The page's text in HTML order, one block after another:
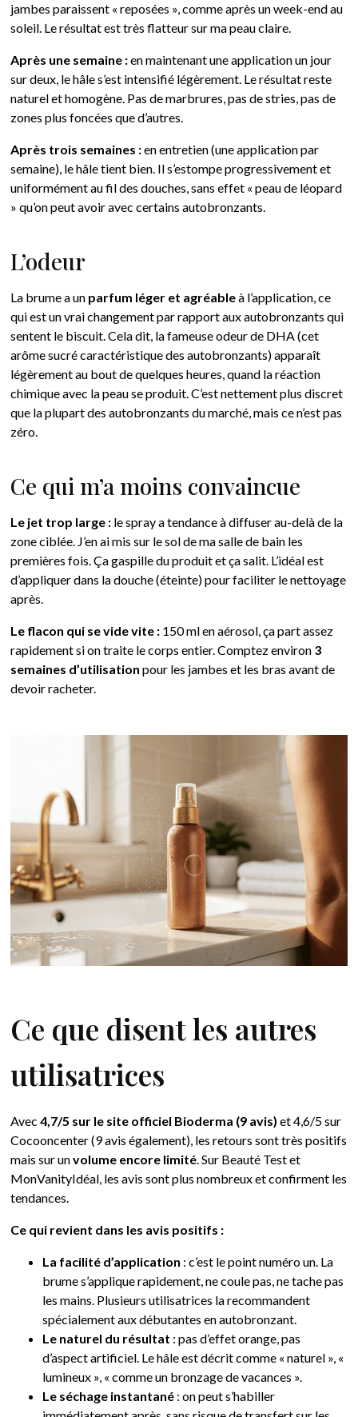
jambes paraissent « reposées », comme après un week-end au
soleil. Le résultat est très flatteur sur ma peau claire.
Après une semaine :en maintenant une application un jour
sur deux, le hâle s’est intensifié légèrement. Le résultat reste
naturel et homogène. Pas de marbrures, pas de stries, pas de
zones plus foncées que d’autres.
Après trois semaines :en entretien (une application par
semaine), le hâle tient bien. Il s’estompe progressivement et
uniformément au fil des douches, sans effet « peau de léopard
» qu’on peut avoir avec certains autobronzants.
L’odeur
La brume a un parfum léger et agréableà l’application, ce
qui est un vrai changement par rapport aux autobronzants qui
sentent le biscuit. Cela dit, la fameuse odeur de DHA (cet
arôme sucré caractéristique des autobronzants) apparaît
légèrement au bout de quelques heures, quand la réaction
chimique avec la peau se produit. C’est nettement plus discret
que la plupart des autobronzants du marché, mais ce n’est pas
zéro.
Ce qui m’a moins convaincue
Le jet trop large : le spray a tendance à diffuser au-delà de la
zone ciblée. J’en ai mis sur le sol de ma salle de bain les
premières fois. Ça gaspille du produit et ça salit. L’idéal est
d’appliquer dans la douche (éteinte) pour faciliter le nettoyage
après.
Le flacon qui se vide vite : 150 ml en aérosol, ça part assez
rapidement si on traite le corps entier. Comptez environ 3
semaines d’utilisation pour les jambes et les bras avant de
devoir racheter.
Ce que disent les autres
utilisatrices
Avec 4,7/5 sur le site officiel Bioderma (9 avis) et 4,6/5 sur
Cocooncenter (9 avis également), les retours sont très positifs
mais sur unvolume encore limité. Sur Beauté Test et
MonVanityIdéal, les avis sont plus nombreux et confirment les
tendances.
Ce qui revient dans les avis positifs :
La facilité d’application : c’est le point numéro un. La
brume s’applique rapidement, ne coule pas, ne tache pas
les mains. Plusieurs utilisatrices la recommandent
spécialement aux débutantes en autobronzant.
Le naturel du résultat : pas d’effet orange, pas
d’aspect artificiel. Le hâle est décrit comme « naturel », «
lumineux », « comme un bronzage de vacances ».
Le séchage instantané : on peut s’habiller